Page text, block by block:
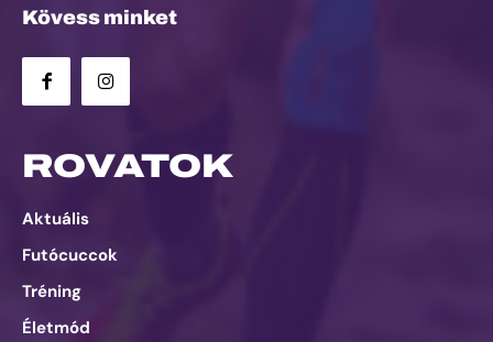
Kövess minket
ROVATOK
Aktuális
Futócuccok
Tréning
Életmód